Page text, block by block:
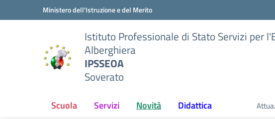
Vai ai contenuti
Vai al menu di navigazioneMinistero dell'Istruzione e del Merito
Istituto Professionale di Stato Servizi per
Alberghiera
IPSSEOA
Soverato
Scuola Servizi Novità Didattica